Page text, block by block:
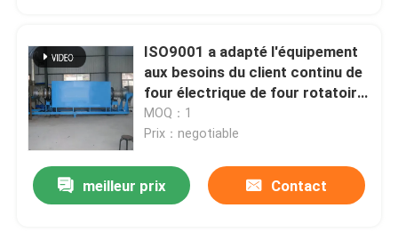
ISO9001 a adapté l'équipement
aux besoins du client continu de
four électrique de four rotatoire
de gaz pour les fours rotatoires
pour calciner et rôtir
MOQ：1
Prix：negotiable
meilleur prix Contact